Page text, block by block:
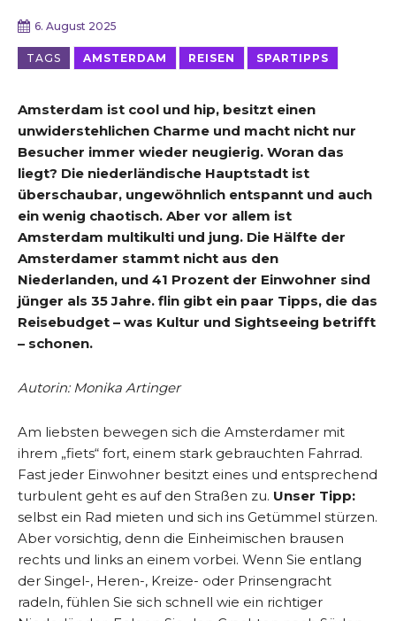
6. August 2025
TAGS AMSTERDAM REISEN SPARTIPPS
Amsterdam ist cool und hip, besitzt einen
unwiderstehlichen Charme und macht nicht nur
Besucher immer wieder neugierig. Woran das
liegt? Die niederländische Hauptstadt ist
überschaubar, ungewöhnlich entspannt und auch
ein wenig chaotisch. Aber vor allem ist
Amsterdam multikulti und jung. Die Hälfte der
Amsterdamer stammt nicht aus den
Niederlanden, und 41 Prozent der Einwohner sind
jünger als 35 Jahre. flin gibt ein paar Tipps, die das
Reisebudget – was Kultur und Sightseeing betrifft
– schonen.
Autorin: Monika Artinger
Am liebsten bewegen sich die Amsterdamer mit
ihrem „fiets“ fort, einem stark gebrauchten Fahrrad.
Fast jeder Einwohner besitzt eines und entsprechend
turbulent geht es auf den Straßen zu. Unser Tipp:
selbst ein Rad mieten und sich ins Getümmel stürzen.
Aber vorsichtig, denn die Einheimischen brausen
rechts und links an einem vorbei. Wenn Sie entlang
der Singel-, Heren-, Kreize- oder Prinsengracht
radeln, fühlen Sie sich schnell wie ein richtiger